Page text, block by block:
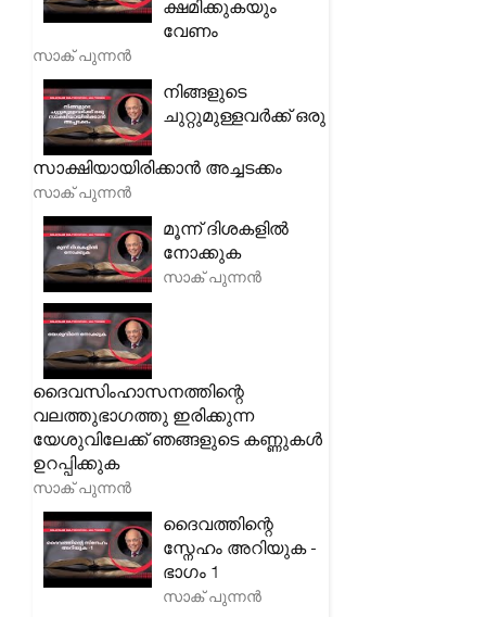
ക്ഷമിക്കുകയും
വേണം
സാക് പുന്നൻ
നിങ്ങളുടെ
ചുറ്റുമുള്ളവർക്ക് ഒരു
സാക്ഷിയായിരിക്കാൻ അച്ചടക്കം
സാക് പുന്നൻ
മൂന്ന് ദിശകളിൽ
നോക്കുക
സാക് പുന്നൻ
ദൈവസിംഹാസനത്തിന്റെ
വലത്തുഭാഗത്തു ഇരിക്കുന്ന
യേശുവിലേക്ക് ഞങ്ങളുടെ കണ്ണുകൾ
ഉറപ്പിക്കുക
സാക് പുന്നൻ
ദൈവത്തിന്റെ
സ്നേഹം അറിയുക -
ഭാഗം 1
സാക് പുന്നൻ